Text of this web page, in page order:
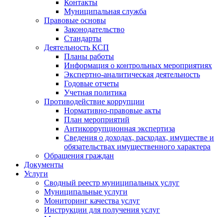
Контакты
Муниципальная служба
Правовые основы
Законодательство
Стандарты
Деятельность КСП
Планы работы
Информация о контрольных мероприятиях
Экспертно-аналитическая деятельность
Годовые отчеты
Учетная политика
Противодействие коррупции
Нормативно-правовые акты
План мероприятий
Антикоррупционная экспертиза
Сведения о доходах, расходах, имуществе и
обязательствах имущественного характера
Обращения граждан
Документы
Услуги
Сводный реестр муниципальных услуг
Муниципальные услуги
Мониторинг качества услуг
Инструкции для получения услуг